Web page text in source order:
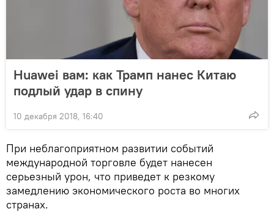
Huawei вам: как Трамп нанес Китаю
подлый удар в спину
10 декабря 2018, 16:40
При неблагоприятном развитии событий
международной торговле будет нанесен
серьезный урон, что приведет к резкому
замедлению экономического роста во многих
странах.